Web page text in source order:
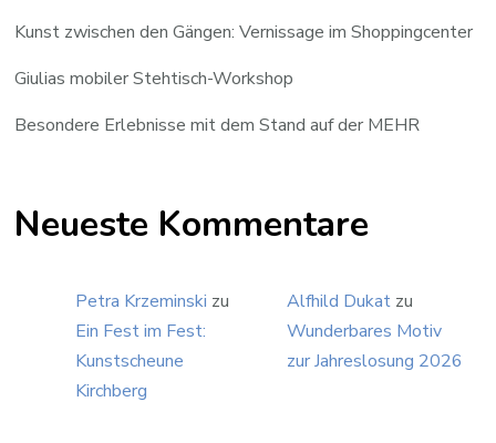
Kunst zwischen den Gängen: Vernissage im Shoppingcenter
Giulias mobiler Stehtisch-Workshop
Besondere Erlebnisse mit dem Stand auf der MEHR
Neueste Kommentare
Petra Krzeminski zu
Ein Fest im Fest:
Kunstscheune
Kirchberg
Alfhild Dukat zu
Wunderbares Motiv
zur Jahreslosung 2026